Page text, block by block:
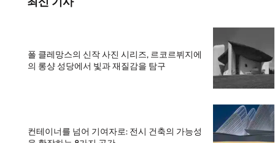
폴 클레망스의 신작 사진 시리즈, 르코르뷔지에
의 롱샹 성당에서 빛과 재질감을 탐구
컨테이너를 넘어 기여자로: 전시 건축의 가능성